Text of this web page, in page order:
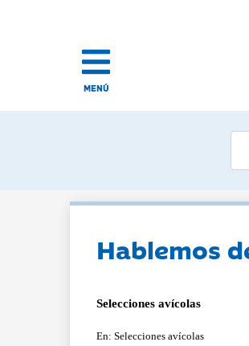
MENÚ
Hablemos
Selecciones avícolas
En: Selecciones avícolas